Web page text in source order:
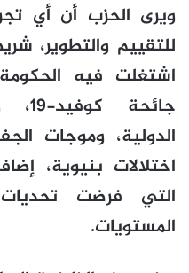
ويرى الحزب أن أي
للتقييم والتطوير،
اشتغلت فيه
الدولية، وموجات
اختلالات بنيوية،
التي فرضت
المستويات.